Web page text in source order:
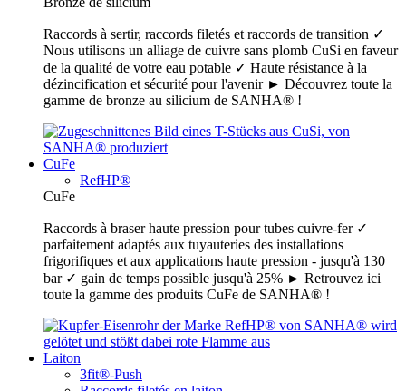
Raccords à sertir, raccords filetés et raccords de transition ✓
Nous utilisons un alliage de cuivre sans plomb CuSi en faveur
de la qualité de votre eau potable ✓ Haute résistance à la
dézincification et sécurité pour l'avenir ► Découvrez toute la
gamme de bronze au silicium de SANHA® !
CuFe
RefHP®
CuFe
Raccords à braser haute pression pour tubes cuivre-fer ✓
parfaitement adaptés aux tuyauteries des installations
frigorifiques et aux applications haute pression - jusqu'à 130
bar ✓ gain de temps possible jusqu'à 25% ► Retrouvez ici
toute la gamme des produits CuFe de SANHA® !
Laiton
3fit®-Push